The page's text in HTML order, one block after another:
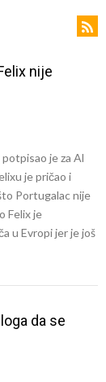
Barkolu?
stadion
kuće, nacija
muzika i aplauz koji
Povrijeđeno još 12
nije
je za Al
je pričao i
Portugalac nije
Felix je
u Evropi jer je još
da se